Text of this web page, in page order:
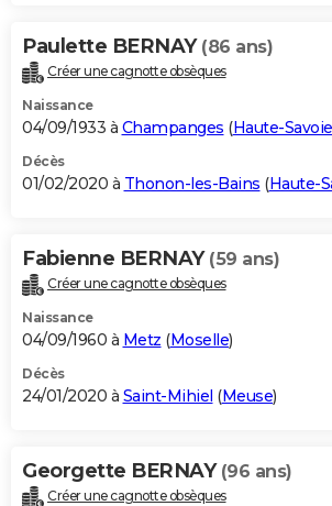
Paulette BERNAY (86 ans)
Créer une cagnotte obsèques
Naissance
04/09/1933 à Champanges (Haute-Savoie
Décès
01/02/2020 à Thonon-les-Bains (Haute-
Fabienne BERNAY (59 ans)
Créer une cagnotte obsèques
Naissance
04/09/1960 à Metz (Moselle)
Décès
24/01/2020 à Saint-Mihiel (Meuse)
Georgette BERNAY (96 ans)
Créer une cagnotte obsèques